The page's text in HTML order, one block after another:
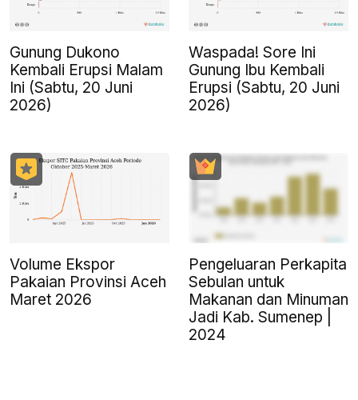
Gunung Dukono
Kembali Erupsi Malam
Ini (Sabtu, 20 Juni
2026)
Waspada! Sore Ini
Gunung Ibu Kembali
Erupsi (Sabtu, 20 Juni
2026)
Volume Ekspor
Pakaian Provinsi Aceh
Maret 2026
Pengeluaran Perkapita
Sebulan untuk
Makanan dan Minuman
Jadi Kab. Sumenep |
2024